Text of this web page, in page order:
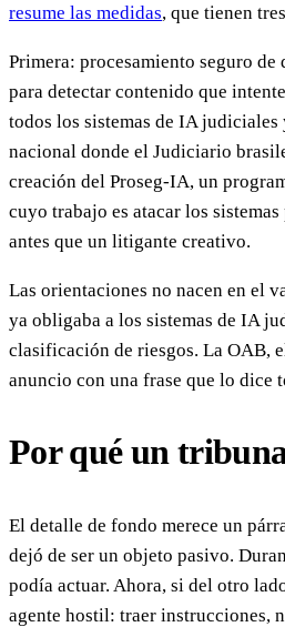
resume las medidas, que tienen
Primera: procesamiento seguro de
para detectar contenido que
todos los sistemas de IA
nacional donde el Judiciario
creación del Proseg-IA, un
cuyo trabajo es atacar los
antes que un litigante creativo.
Las orientaciones no nacen en el
ya obligaba a los sistemas de IA
clasificación de riesgos. La OAB,
anuncio con una frase que lo dice
Por qué un
El detalle de fondo merece un
dejó de ser un objeto pasivo.
podía actuar. Ahora, si del otro
agente hostil: traer instrucciones,